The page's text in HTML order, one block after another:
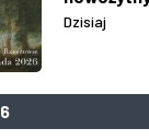
Dzisiaj